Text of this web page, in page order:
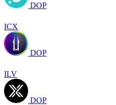
DOP
ICX
DOP
ILV
DOP